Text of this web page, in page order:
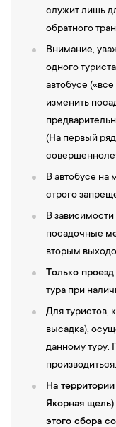
служит лишь
обратного
Внимание,
одного
автобусе
изменить
(На первый
В автобусе на
строго
В
посадочные
вторым
Только проезд
тура при
Для туристов,
высадка),
данному туру.
производиться.
На
Якорная щель)
этого сбора